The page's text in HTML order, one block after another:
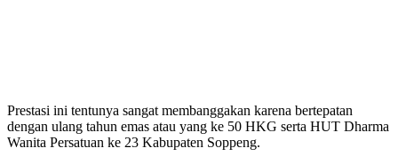
Prestasi ini tentunya sangat membanggakan karena bertepatan
dengan ulang tahun emas atau yang ke 50 HKG serta HUT Dharma
Wanita Persatuan ke 23 Kabupaten Soppeng.